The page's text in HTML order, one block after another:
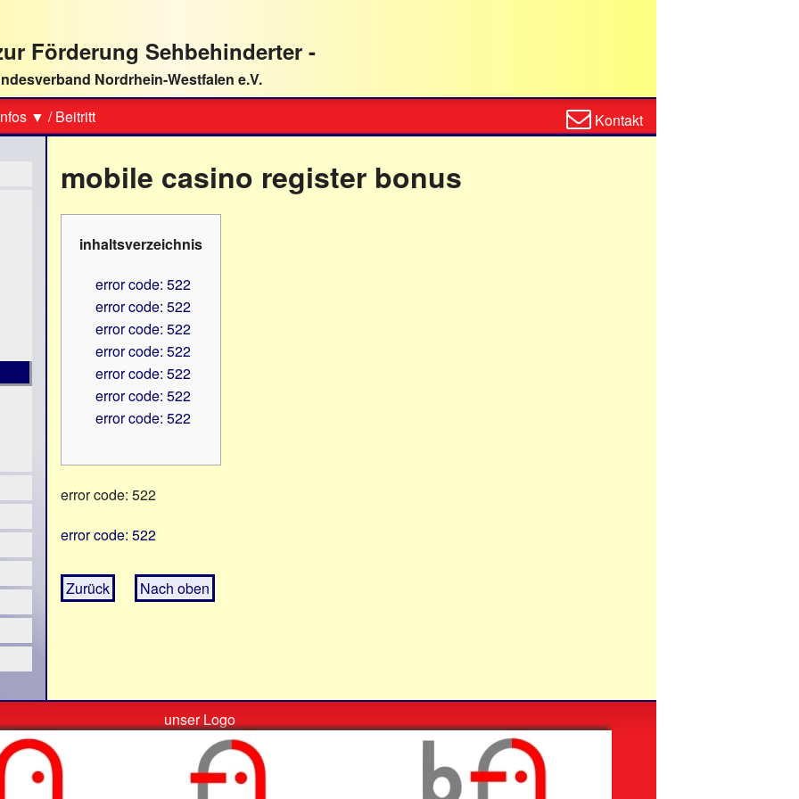
Förderung Sehbehinderter -
Nordrhein-Westfalen e.V.
▼ /Beitritt
Kontaktformular
Kontakt
mobile casino register bonus
inhaltsverzeichnis
error code: 522
error code: 522
error code: 522
error code: 522
error code: 522
error code: 522
error code: 522
error code: 522
error code: 522
Zurück Nach oben
unser Logo